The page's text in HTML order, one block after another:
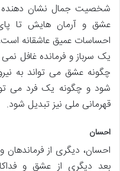
شخصیت جمال نشان دهنده
عشق و آرمان هایش تا
احساسات عمیق عاشقانه
یک سرباز و فرمانده غافل
چگونه عشق می تواند به
شود و چگونه یک فرد می
قهرمانی ملی نیز تبدیل شود.
احسان
احسان، دیگری از
بعد دیگری از عشق و